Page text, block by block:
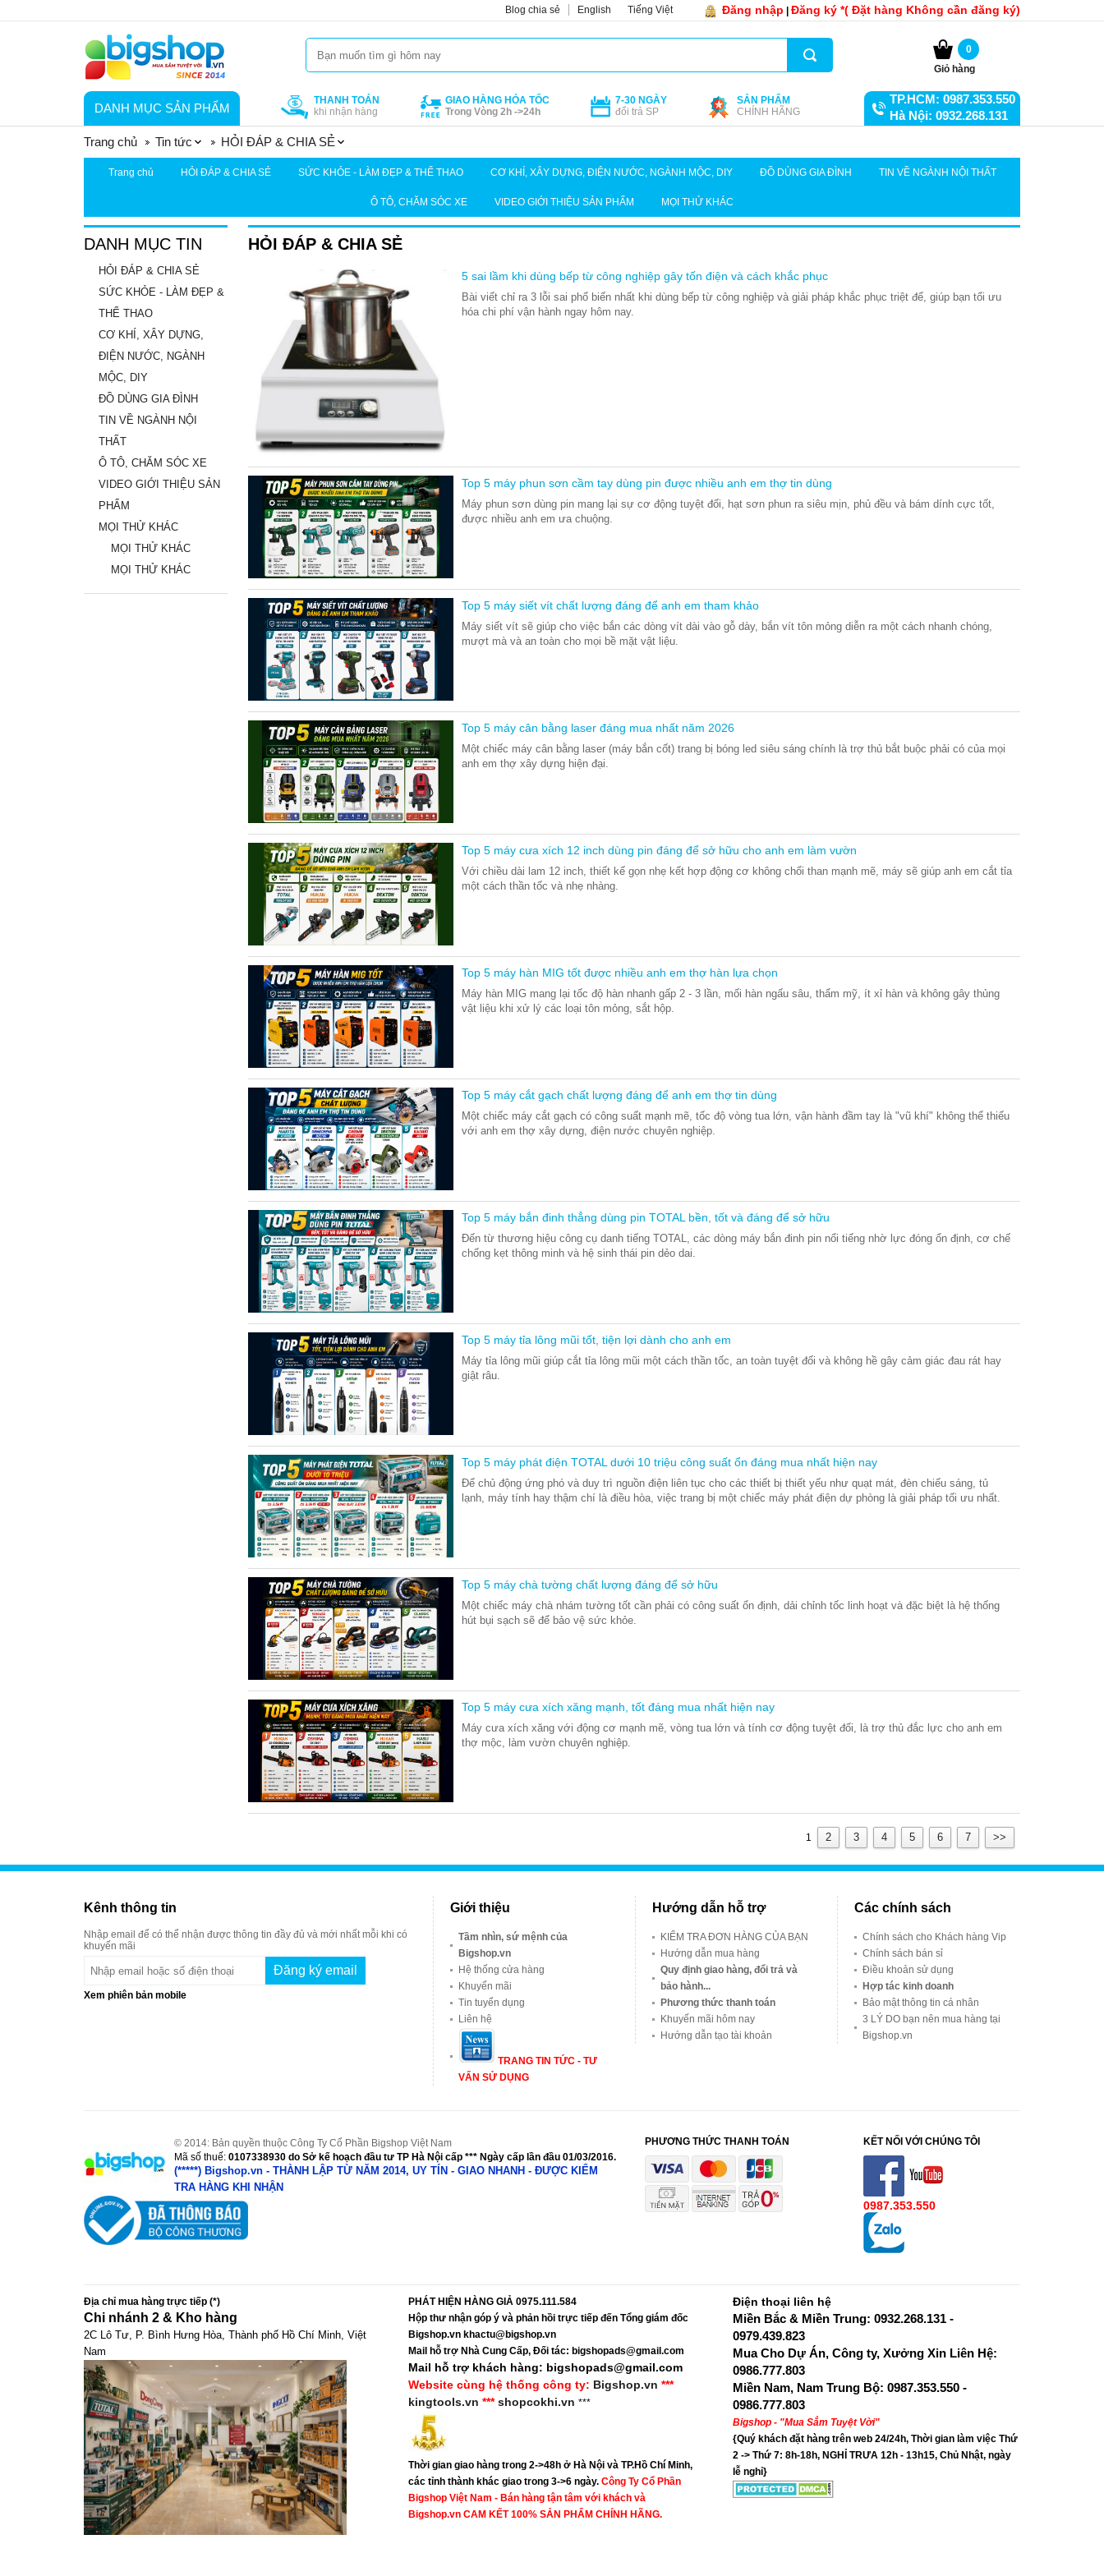
Đăng nhập Đăng ký *( Đặt hàng Không cần đăng ký)
Blog chia sẻ English Tiếng Việt
0
Giỏ hàng
DANH MỤC SẢN PHẨM
THANH TOÁN
khi nhận hàng
GIAO HÀNG HỎA TỐC
Trong Vòng 2h ->24h
7-30 NGÀY
đổi trả SP
SẢN PHẨM
CHÍNH HÃNG
TP.HCM: 0987.353.550
Hà Nội: 0932.268.131
Trang chủ
Tin tức HỎI ĐÁP & CHIA SẺ
Trang chủ HỎI ĐÁP & CHIA SẺ SỨC KHỎE - LÀM ĐẸP & THỂ THAO CƠ KHÍ, XÂY DỰNG, ĐIỆN NƯỚC, NGÀNH MỘC, DIY ĐỒ DÙNG GIA ĐÌNH TIN VỀ NGÀNH NỘI THẤT
Ô TÔ, CHĂM SÓC XE VIDEO GIỚI THIỆU SẢN PHẨM MỌI THỬ KHÁC
DANH MỤC TIN
HỎI ĐÁP & CHIA SẺ
SỨC KHỎE - LÀM ĐẸP &
THỂ THAO
CƠ KHÍ, XÂY DỰNG,
ĐIỆN NƯỚC, NGÀNH
MỘC, DIY
ĐỒ DÙNG GIA ĐÌNH
TIN VỀ NGÀNH NỘI
THẤT
Ô TÔ, CHĂM SÓC XE
VIDEO GIỚI THIỆU SẢN
PHẨM
MỌI THỬ KHÁC
MỌI THỬ KHÁC
MỌI THỬ KHÁC
HỎI ĐÁP & CHIA SẺ
5 sai lầm khi dùng bếp từ công nghiệp gây tốn điện và cách khắc phục
Bài viết chỉ ra 3 lỗi sai phổ biến nhất khi dùng bếp từ công nghiệp và giải pháp khắc phục triệt để, giúp bạn tối ưu
hóa chi phí vận hành ngay hôm nay.
Top 5 máy phun sơn cầm tay dùng pin được nhiều anh em thợ tin dùng
Máy phun sơn dùng pin mang lại sự cơ động tuyệt đối, hạt sơn phun ra siêu mịn, phủ đều và bám dính cực tốt,
được nhiều anh em ưa chuộng.
Top 5 máy siết vít chất lượng đáng để anh em tham khảo
Máy siết vít sẽ giúp cho việc bắn các dòng vít dài vào gỗ dày, bắn vít tôn mỏng diễn ra một cách nhanh chóng,
mượt mà và an toàn cho mọi bề mặt vật liệu.
Top 5 máy cân bằng laser đáng mua nhất năm 2026
Một chiếc máy cân bằng laser (máy bắn cốt) trang bị bóng led siêu sáng chính là trợ thủ bắt buộc phải có của mọi
anh em thợ xây dựng hiện đại.
Top 5 máy cưa xích 12 inch dùng pin đáng để sở hữu cho anh em làm vườn
Với chiều dài lam 12 inch, thiết kế gọn nhẹ kết hợp động cơ không chổi than mạnh mẽ, máy sẽ giúp anh em cắt tỉa
một cách thần tốc và nhẹ nhàng.
Top 5 máy hàn MIG tốt được nhiều anh em thợ hàn lựa chọn
Máy hàn MIG mang lại tốc độ hàn nhanh gấp 2 - 3 lần, mối hàn ngấu sâu, thẩm mỹ, ít xỉ hàn và không gây thủng
vật liệu khi xử lý các loại tôn mỏng, sắt hộp.
Top 5 máy cắt gạch chất lượng đáng để anh em thợ tin dùng
Một chiếc máy cắt gạch có công suất mạnh mẽ, tốc độ vòng tua lớn, vận hành đầm tay là "vũ khí" không thể thiếu
với anh em thợ xây dựng, điện nước chuyên nghiệp.
Top 5 máy bắn đinh thẳng dùng pin TOTAL bền, tốt và đáng để sở hữu
Đến từ thương hiệu công cụ danh tiếng TOTAL, các dòng máy bắn đinh pin nổi tiếng nhờ lực đóng ổn định, cơ chế
chống kẹt thông minh và hệ sinh thái pin dẻo dai.
Top 5 máy tỉa lông mũi tốt, tiện lợi dành cho anh em
Máy tỉa lông mũi giúp cắt tỉa lông mũi một cách thần tốc, an toàn tuyệt đối và không hề gây cảm giác đau rát hay
giật râu.
Top 5 máy phát điện TOTAL dưới 10 triệu công suất ổn đáng mua nhất hiện nay
Để chủ động ứng phó và duy trì nguồn điện liên tục cho các thiết bị thiết yếu như quạt mát, đèn chiếu sáng, tủ
lạnh, máy tính hay thậm chí là điều hòa, việc trang bị một chiếc máy phát điện dự phòng là giải pháp tối ưu nhất.
Top 5 máy chà tường chất lượng đáng để sở hữu
Một chiếc máy chà nhám tường tốt cần phải có công suất ổn định, dải chỉnh tốc linh hoạt và đặc biệt là hệ thống
hút bụi sạch sẽ để bảo vệ sức khỏe.
Top 5 máy cưa xích xăng mạnh, tốt đáng mua nhất hiện nay
Máy cưa xích xăng với động cơ mạnh mẽ, vòng tua lớn và tính cơ động tuyệt đối, là trợ thủ đắc lực cho anh em
thợ mộc, làm vườn chuyên nghiệp.
1 2 3 4 5 6 7 >>
Kênh thông tin
Nhập email để có thể nhận được thông tin đầy đủ và mới nhất mỗi khi có
khuyến mãi
Xem phiên bản mobile
Giới thiệu
Tầm nhìn, sứ mệnh của
Bigshop.vn
Hệ thống cửa hàng
Khuyến mãi
Tin tuyển dụng
Liên hệ
TRANG TIN TỨC - TƯ
VẤN SỬ DỤNG
Hướng dẫn hỗ trợ
KIỂM TRA ĐƠN HÀNG CỦA BẠN
Hướng dẫn mua hàng
Quy định giao hàng, đổi trả và
bảo hành...
Phương thức thanh toán
Khuyến mãi hôm nay
Hướng dẫn tạo tài khoản
Các chính sách
Chính sách cho Khách hàng Vip
Chính sách bán sỉ
Điều khoản sử dụng
Hợp tác kinh doanh
Bảo mật thông tin cá nhân
3 LÝ DO bạn nên mua hàng tại
Bigshop.vn
© 2014: Bản quyền thuộc Công Ty Cổ Phần Bigshop Việt Nam
Mã số thuế: 0107338930 do Sở kế hoạch đầu tư TP Hà Nội cấp *** Ngày cấp lần đầu 01/03/2016.
(*****) Bigshop.vn - THÀNH LẬP TỪ NĂM 2014, UY TÍN - GIAO NHANH - ĐƯỢC KIỂM
TRA HÀNG KHI NHẬN
KẾT NỐI VỚI CHÚNG TÔI
0987.353.550
PHƯƠNG THỨC THANH TOÁN
Địa chỉ mua hàng trực tiếp (*)
Chi nhánh 2 & Kho hàng
2C Lô Tư, P. Bình Hưng Hòa, Thành phố Hồ Chí Minh, Việt
Nam
PHÁT HIỆN HÀNG GIẢ 0975.111.584
Hộp thư nhận góp ý và phản hồi trực tiếp đến Tổng giám đốc
Bigshop.vn khactu@bigshop.vn
Mail hỗ trợ Nhà Cung Cấp, Đối tác: bigshopads@gmail.com
Mail hỗ trợ khách hàng: bigshopads@gmail.com
Website cùng hệ thống công ty: Bigshop.vn ***
kingtools.vn ***shopcokhi.vn ***
Thời gian giao hàng trong 2->48h ở Hà Nội và TP.Hồ Chí Minh,
các tỉnh thành khác giao trong 3->6 ngày. Công Ty Cổ Phần
Bigshop Việt Nam - Bán hàng tận tâm với khách và
Bigshop.vn CAM KẾT 100% SẢN PHẨM CHÍNH HÃNG.
Điện thoại liên hệ
Miền Bắc & Miền Trung: 0932.268.131 -
0979.439.823
Mua Cho Dự Án, Công ty, Xưởng Xin Liên Hệ:
0986.777.803
Miền Nam, Nam Trung Bộ: 0987.353.550 -
0986.777.803
Bigshop - "Mua Sắm Tuyệt Vời"
{Quý khách đặt hàng trên web 24/24h, Thời gian làm việc Thứ
2 -> Thứ 7: 8h-18h, NGHỈ TRƯA 12h - 13h15, Chủ Nhật, ngày
lễ nghỉ}